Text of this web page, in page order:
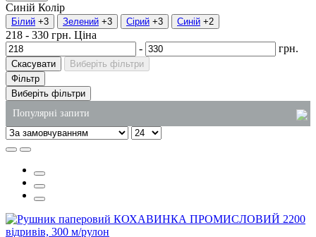
Синій Колір
Білий +3 Зелений +3 Сірий +3 Синій +2
218 - 330 грн. Ціна
-
грн.
Скасувати
Виберіть фільтри
Фільтр
Виберіть фільтри
Популярні запити
відро пластикове з кришкою для харчових продуктів
одноразовий контейнер для салату
одноразова упаковка суші
одноразові контейнери харчові